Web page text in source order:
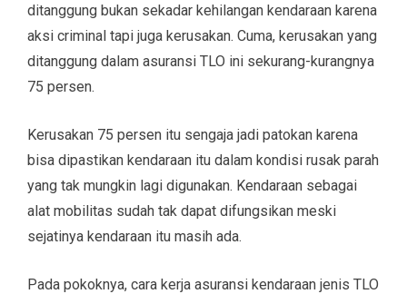
ditanggung bukan sekadar kehilangan kendaraan karena
aksi criminal tapi juga kerusakan. Cuma, kerusakan yang
ditanggung dalam asuransi TLO ini sekurang-kurangnya
75 persen.
Kerusakan 75 persen itu sengaja jadi patokan karena
bisa dipastikan kendaraan itu dalam kondisi rusak parah
yang tak mungkin lagi digunakan. Kendaraan sebagai
alat mobilitas sudah tak dapat difungsikan meski
sejatinya kendaraan itu masih ada.
Pada pokoknya, cara kerja asuransi kendaraan jenis TLO